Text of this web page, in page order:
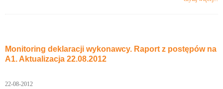
Monitoring deklaracji wykonawcy. Raport z postępów na
A1. Aktualizacja 22.08.2012
22-08-2012